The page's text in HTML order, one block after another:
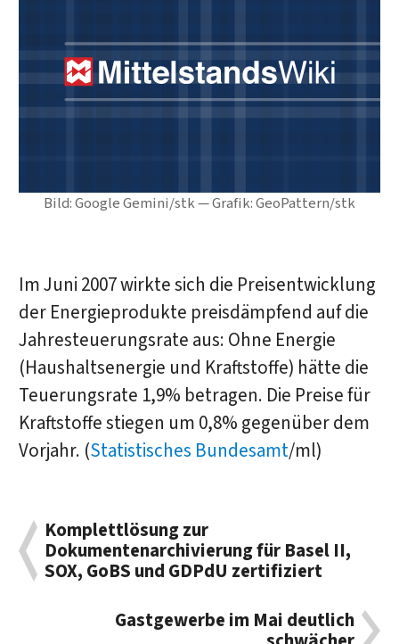
Bild: Google Gemini/stk — Grafik: GeoPattern/stk
Im Juni 2007 wirkte sich die Preisentwicklung
der Energieprodukte preisdämpfend auf die
Jahresteuerungsrate aus: Ohne Energie
(Haushaltsenergie und Kraftstoffe) hätte die
Teuerungsrate 1,9% betragen. Die Preise für
Kraftstoffe stiegen um 0,8% gegenüber dem
Vorjahr. (Statistisches Bundesamt/ml)
Komplettlösung zur
Dokumentenarchivierung für Basel II,
SOX, GoBS und GDPdU zertifiziert
Gastgewerbe im Mai deutlich